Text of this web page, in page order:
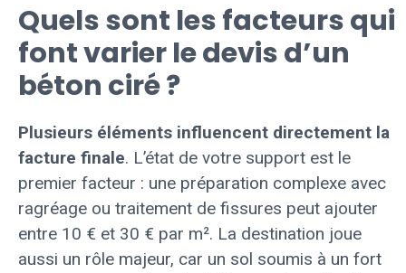
Quels sont les facteurs qui
font varier le devis d’un
béton ciré ?
Plusieurs éléments influencent directement la
facture finale. L’état de votre support est le
premier facteur : une préparation complexe avec
ragréage ou traitement de fissures peut ajouter
entre 10 € et 30 € par m². La destination joue
aussi un rôle majeur, car un sol soumis à un fort